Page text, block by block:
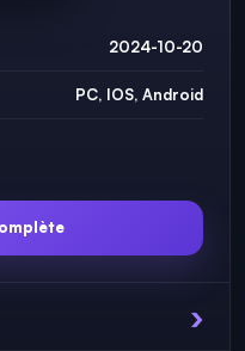
2024-10-20
PC, IOS, Android